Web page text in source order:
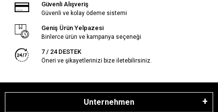
Güvenli Alışveriş
Güvenli ve kolay ödeme sistemi
Geniş Ürün Yelpazesi
Binlerce ürün ve kampanya seçeneği
7 / 24 DESTEK
Öneri ve şikayetlerinizi bize iletebilirsiniz.
Unternehmen